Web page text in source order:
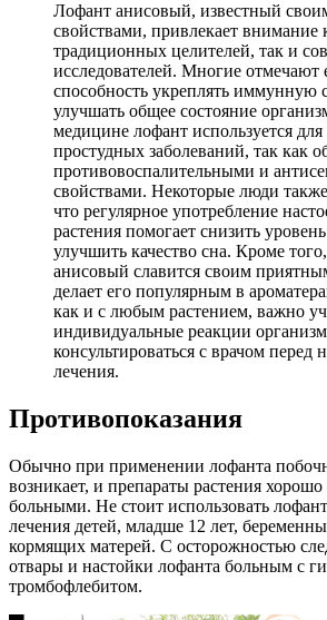
Лофант анисовый, известный
свойствами, привлекает внимание
традиционных целителей, так и
исследователей. Многие отмечают
способность укреплять иммунную
улучшать общее состояние
медицине лофант используется для
простудных заболеваний, так как
противовоспалительными и
свойствами. Некоторые люди
что регулярное употребление
растения помогает снизить
улучшить качество сна. Кроме
анисовый славится своим
делает его популярным в
как и с любым растением, важно
индивидуальные реакции
консультироваться с врачом перед
лечения.
Противопоказания
Обычно при применении лофанта
возникает, и препараты растения хорошо
больными. Не стоит использовать
лечения детей, младше 12 лет,
кормящих матерей. С осторожностью
отвары и настойки лофанта больным с
тромбофлебитом.